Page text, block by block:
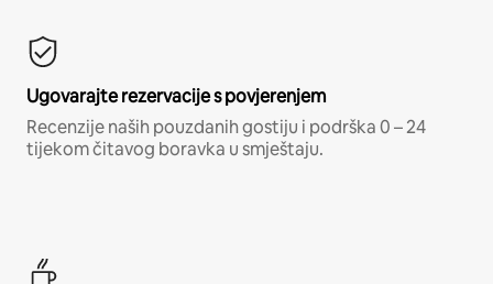
Ugovarajte rezervacije s povjerenjem
Recenzije naših pouzdanih gostiju i podrška 0 – 24
tijekom čitavog boravka u smještaju.